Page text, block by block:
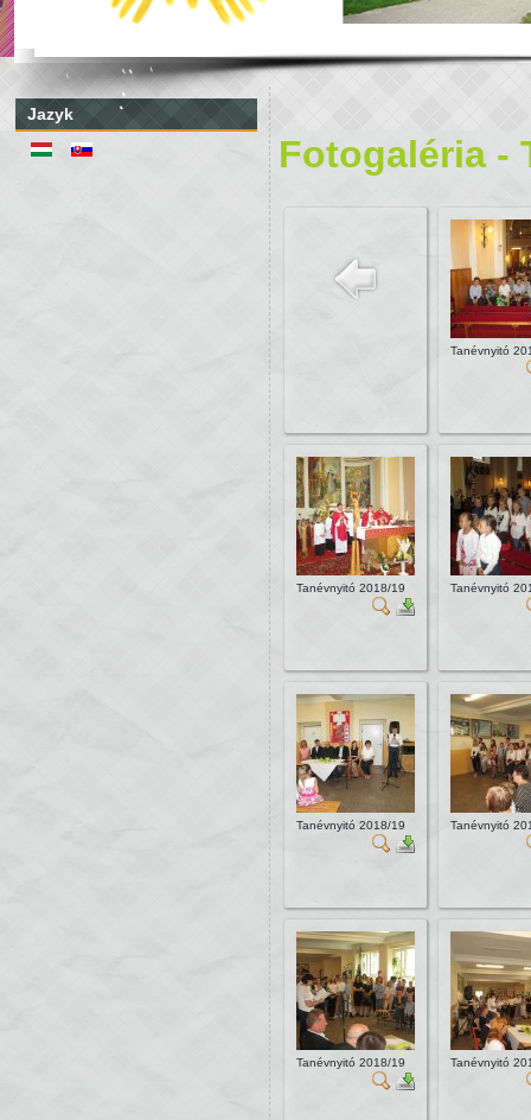
Jazyk
Fotogaléria -
Tanévnyitó
Tanévnyitó 2018/19 Tanévnyitó
Tanévnyitó 2018/19 Tanévnyitó
Tanévnyitó 2018/19 Tanévnyitó